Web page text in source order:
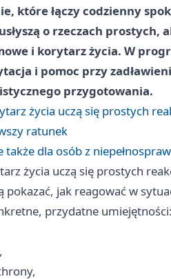
które łączy codzienny
o rzeczach prostych,
i korytarz życia. W
i pomoc przy
przygotowania.
życia uczą się prostych
ratunek
dla osób z
życia uczą się prostych
pokazać, jak reagować w
przydatne umiejętności: